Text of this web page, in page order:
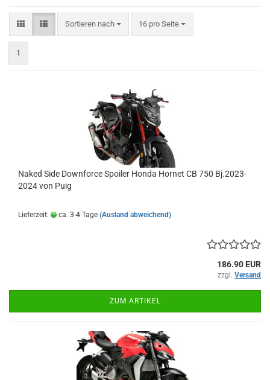
Sortieren nach
Sortieren nach 16 pro Seite
pro Seite
1
Naked Side Downforce Spoiler Honda Hornet CB 750 Bj.2023-
2024 von Puig
Lieferzeit: ca. 3-4 Tage (Ausland abweichend)
186.90 EUR
zzgl. Versand
ZUM ARTIKEL